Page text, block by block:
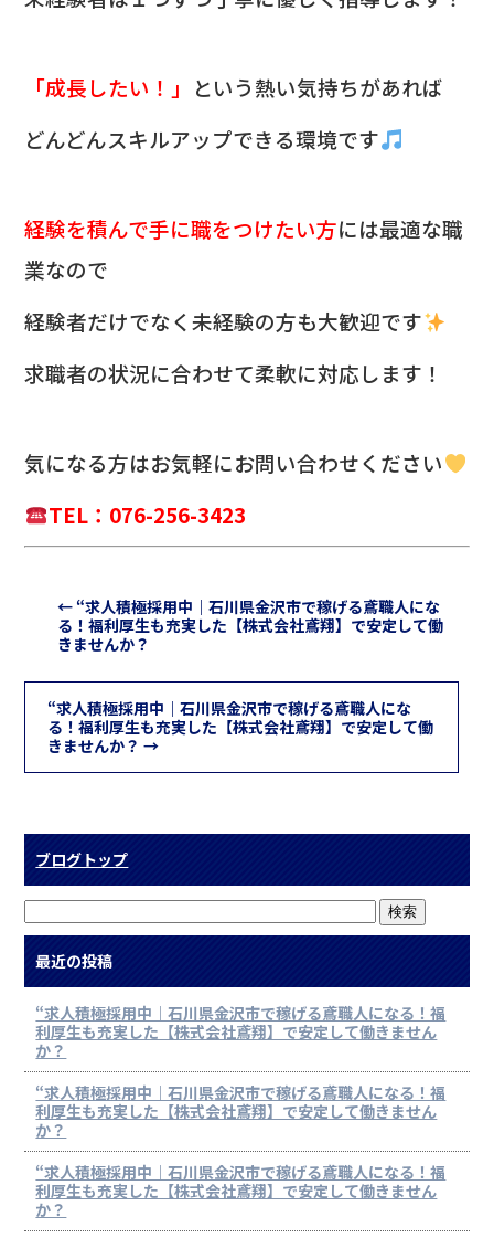
「成長したい！」 という熱い気持ちがあれば
どんどんスキルアップできる環境です
経験を積んで手に職をつけたい方には最適な職
業なので
経験者だけでなく未経験の方も大歓迎です
求職者の状況に合わせて柔軟に対応します！
気になる方はお気軽にお問い合わせください
TEL：076-256-3423
← “求人積極採用中｜石川県金沢市で稼げる鳶職人にな
る！福利厚生も充実した【株式会社鳶翔】で安定して働
きませんか？
“求人積極採用中｜石川県金沢市で稼げる鳶職人にな
る！福利厚生も充実した【株式会社鳶翔】で安定して働
きませんか？→
ブログトップ
最近の投稿
“求人積極採用中｜石川県金沢市で稼げる鳶職人になる！福
利厚生も充実した【株式会社鳶翔】で安定して働きません
か？
“求人積極採用中｜石川県金沢市で稼げる鳶職人になる！福
利厚生も充実した【株式会社鳶翔】で安定して働きません
か？
“求人積極採用中｜石川県金沢市で稼げる鳶職人になる！福
利厚生も充実した【株式会社鳶翔】で安定して働きません
か？